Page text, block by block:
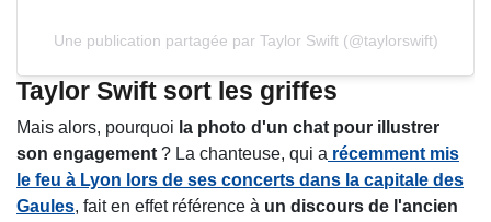
Une publication partagée par Taylor Swift (@taylorswift)
Taylor Swift sort les griffes
Mais alors, pourquoi la photo d'un chat pour illustrer
son engagement ? La chanteuse, qui a récemment mis
le feu à Lyon lors de ses concerts dans la capitale des
Gaules, fait en effet référence à un discours de l'ancien